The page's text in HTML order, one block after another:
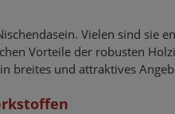
Vielen sind sie
Vorteile der robusten
breites und attraktives